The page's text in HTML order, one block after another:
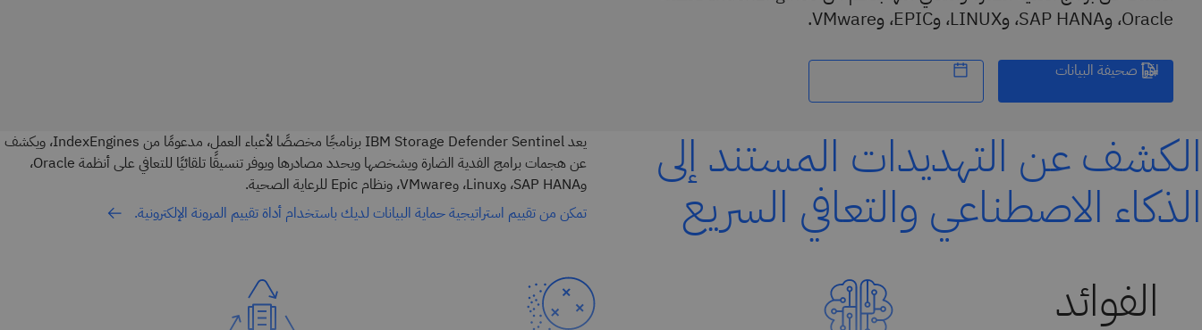
Oracle، وSAP HANA، وLINUX، وEPIC، وVMware.
اقرأ صحيفة البيانات
الكشف عن التهديدات المستند إلى
الذكاء الاصطناعي والتعافي السريع
يعد IBM Storage Defender Sentinel برنامجًا مخصصًا لأعباء العمل، مدعومًا من IndexEngines، ويكشف
عن هجمات برامج الفدية الضارة ويشخصها ويحدد مصادرها ويوفر تنسيقًا تلقائيًا للتعافي على أنظمة Oracle،
وSAP HANA، وLinux، وVMware، ونظام Epic للرعاية الصحية.
تمكن من تقييم استراتيجية حماية البيانات لديك باستخدام أداة تقييم المرونة الإلكترونية.